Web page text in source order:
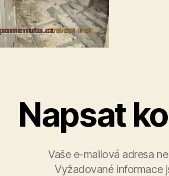
Napsat
Vaše e-mailová adresa
Vyžadované informace